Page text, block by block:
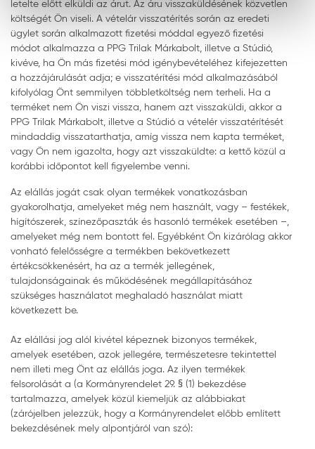
letelte előtt elküldi az árut. Az áru visszaküldésének közvetlen
költségét Ön viseli. A vételár visszatérítés során az eredeti
ügylet során alkalmazott fizetési móddal egyező fizetési
módot alkalmazza a PPG Trilak Márkabolt, illetve a Stúdió,
kivéve, ha Ön más fizetési mód igénybevételéhez kifejezetten
a hozzájárulását adja; e visszatérítési mód alkalmazásából
kifolyólag Önt semmilyen többletköltség nem terheli. Ha a
terméket nem Ön viszi vissza, hanem azt visszaküldi, akkor a
PPG Trilak Márkabolt, illetve a Stúdió a vételér visszatérítését
mindaddig visszatarthatja, amíg vissza nem kapta terméket,
vagy Ön nem igazolta, hogy azt visszaküldte: a kettő közül a
korábbi időpontot kell figyelembe venni.
Az elállás jogát csak olyan termékek vonatkozásban
gyakorolhatja, amelyeket még nem használt, vagy – festékek,
hígítószerek, színezőpaszták és hasonló termékek esetében –,
amelyeket még nem bontott fel. Egyébként Ön kizárólag akkor
vonható felelősségre a termékben bekövetkezett
értékcsökkenésért, ha az a termék jellegének,
tulajdonságainak és működésének megállapításához
szükséges használatot meghaladó használat miatt
következett be.
Az elállási jog alól kivétel képeznek bizonyos termékek,
amelyek esetében, azok jellegére, természetesre tekintettel
nem illeti meg Önt az elállás joga. Az ilyen termékek
felsorolását a (a Kormányrendelet 29. § (1) bekezdése
tartalmazza, amelyek közül kiemeljük az alábbiakat
(zárójelben jelezzük, hogy a Kormányrendelet előbb említett
bekezdésének mely alpontjáról van szó):